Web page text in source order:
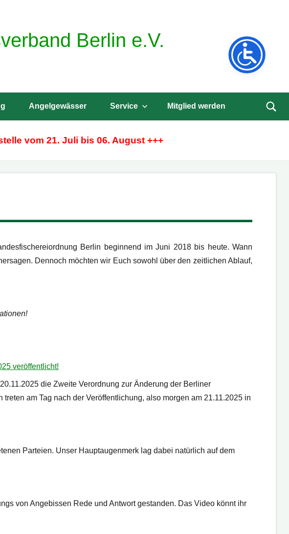
Berlin e.V.
Angelgewässer Service Mitglied werden
vom 21. Juli bis 06. August +++
Berlin beginnend im Juni 2018 bis heute. Wann
Dennoch möchten wir Euch sowohl über den zeitlichen Ablauf,
veröffentlicht!
die Zweite Verordnung zur Änderung der Berliner
am Tag nach der Veröffentlichung, also morgen am 21.11.2025 in
Parteien. Unser Hauptaugenmerk lag dabei natürlich auf dem
von Angebissen Rede und Antwort gestanden. Das Video könnt ihr